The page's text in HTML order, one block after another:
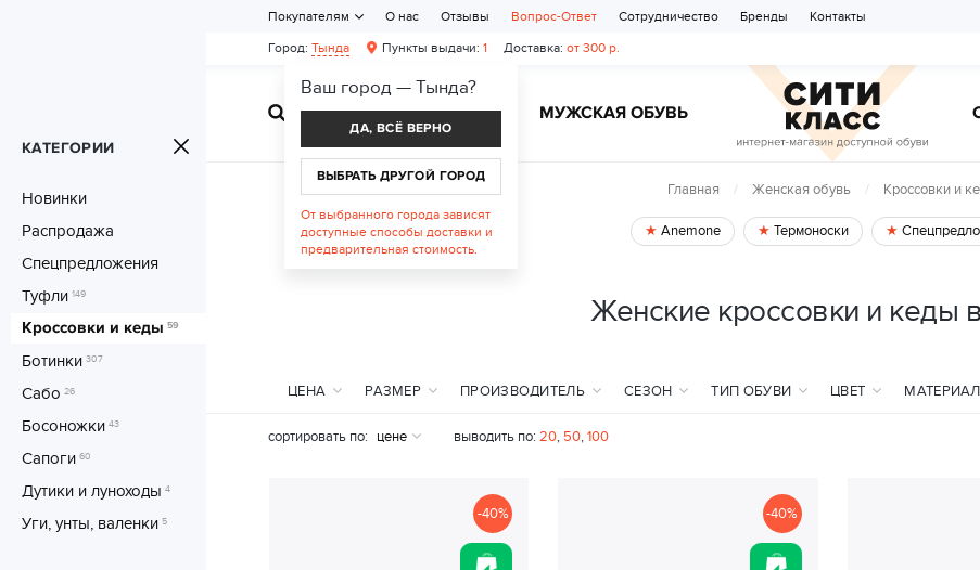
ЖЕНСКАЯ ОБУВЬ МУЖСКАЯ ОБУВЬ
Город: Тында Пункты выдачи: 1 Доставка: от 300 р.
Покупателям О нас Отзывы Вопрос-Ответ Сотрудничество Бренды Контакты
КАТЕГОРИИ
Новинки
Распродажа
Спецпредложения
Туфли 149
Кроссовки и кеды 59
Ботинки 307
Сабо 26
Босоножки 43
Сапоги 60
Дутики и луноходы 4
Уги, унты, валенки 5
Главная Женская обувь Кроссовки и
Anemone Термоноски
Женские кроссовки и кеды
ЦЕНА РАЗМЕР ПРОИЗВОДИТЕЛЬ СЕЗОН ТИП ОБУВИ ЦВЕТ
сортировать по: цене выводить по: 20, 50,100
-40% -40%
Ваш город — Тында?
ДА, ВСЁ ВЕРНО
ВЫБРАТЬ ДРУГОЙ ГОРОД
От выбранного города зависят
доступные способы доставки и
предварительная стоимость.